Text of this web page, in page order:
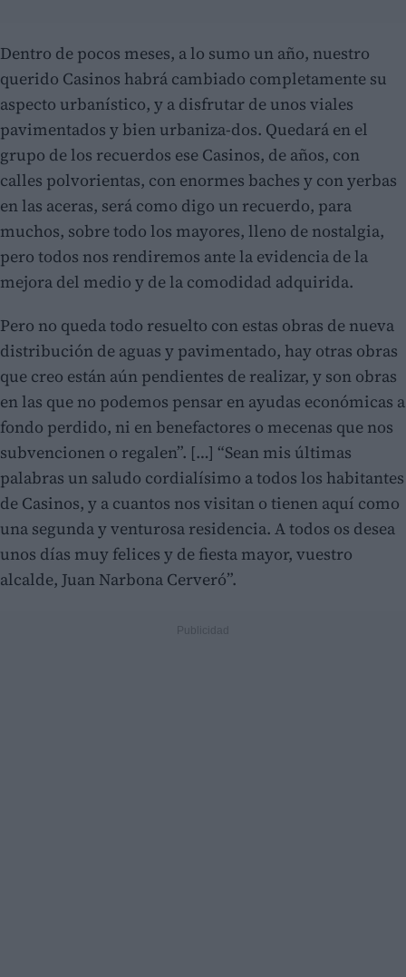
Dentro de pocos meses, a lo sumo un año, nuestro
querido Casinos habrá cambiado completamente su
aspecto urbanístico, y a disfrutar de unos viales
pavimentados y bien urbaniza-dos. Quedará en el
grupo de los recuerdos ese Casinos, de años, con
calles polvorientas, con enormes baches y con yerbas
en las aceras, será como digo un recuerdo, para
muchos, sobre todo los mayores, lleno de nostalgia,
pero todos nos rendiremos ante la evidencia de la
mejora del medio y de la comodidad adquirida.
Pero no queda todo resuelto con estas obras de nueva
distribución de aguas y pavimentado, hay otras obras
que creo están aún pendientes de realizar, y son obras
en las que no podemos pensar en ayudas económicas a
fondo perdido, ni en benefactores o mecenas que nos
subvencionen o regalen”. […] “Sean mis últimas
palabras un saludo cordialísimo a todos los habitantes
de Casinos, y a cuantos nos visitan o tienen aquí como
una segunda y venturosa residencia. A todos os desea
unos días muy felices y de fiesta mayor, vuestro
alcalde, Juan Narbona Cerveró”.